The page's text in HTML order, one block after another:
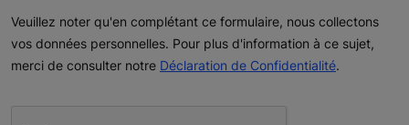
Veuillez noter qu'en complétant ce formulaire, nous collectons
vos données personnelles. Pour plus d'information à ce sujet,
merci de consulter notre Déclaration de Confidentialité.